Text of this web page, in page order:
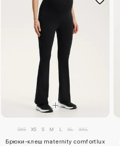
3XS XS S M L XL XXL
Брюки-клеш maternity comfortlux